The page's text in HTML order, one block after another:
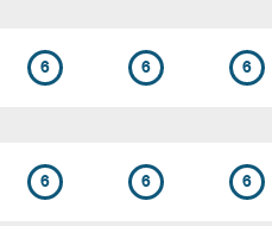
6 6 6
6 6 6